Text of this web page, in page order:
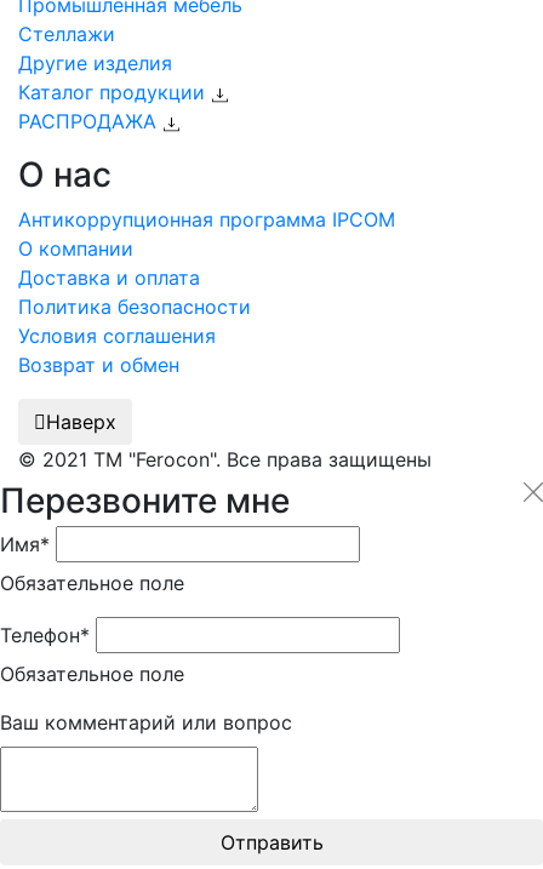
Промышленная мебель
Стеллажи
Другие изделия
Каталог продукции
РАСПРОДАЖА
О нас
Антикоррупционная программа IPCOM
О компании
Доставка и оплата
Политика безопасности
Условия соглашения
Возврат и обмен
Наверх
© 2021 ТМ "Ferocon". Все права защищены
Перезвоните мне
Имя*
Обязательное поле
Телефон*
Обязательное поле
Ваш комментарий или вопрос
Отправить